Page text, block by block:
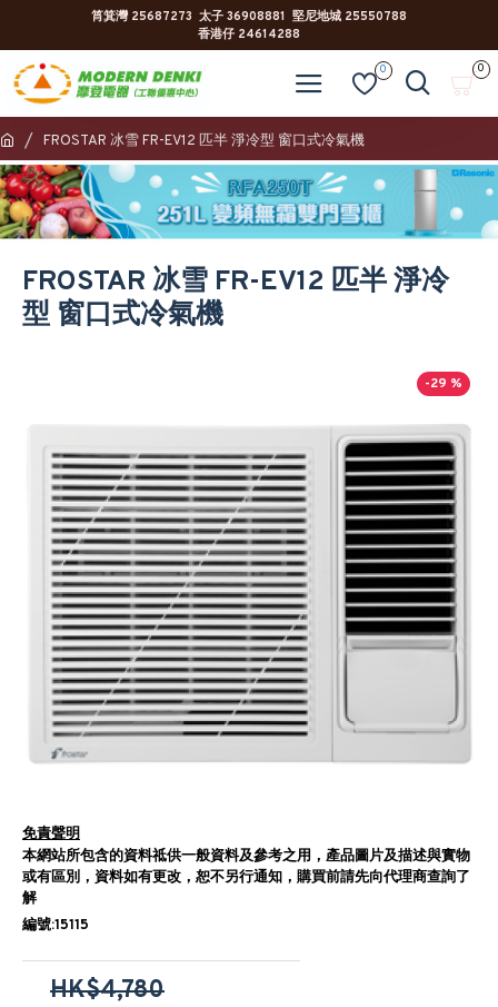
筲箕灣 25687273 太子 36908881 堅尼地城 25550788
香港仔 24614288
0 0
FROSTAR 冰雪 FR-EV12 匹半 淨冷型 窗口式冷氣機
FROSTAR 冰雪 FR-EV12 匹半 淨冷
型 窗口式冷氣機
-29 %
免責聲明
本網站所包含的資料祗供一般資料及參考之用，產品圖片及描述與實物
或有區別，資料如有更改，恕不另行通知，購買前請先向代理商查詢了
解
編號:15115
HK$4,780